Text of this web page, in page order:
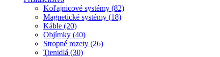
Koľajnicové systémy (82)
Magnetické systémy (18)
Káble (20)
Objímky (40)
Stropné rozety (26)
Tienidlá (30)